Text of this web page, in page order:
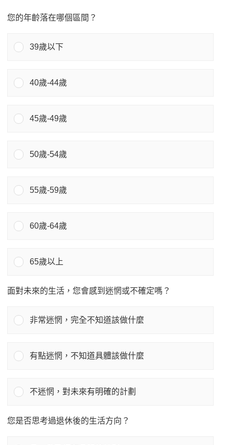
您的年齡落在哪個區間？
39歲以下
40歲-44歲
45歲-49歲
50歲-54歲
55歲-59歲
60歲-64歲
65歲以上
面對未來的生活，您會感到迷惘或不確定嗎？
非常迷惘，完全不知道該做什麼
有點迷惘，不知道具體該做什麼
不迷惘，對未來有明確的計劃
您是否思考過退休後的生活方向？